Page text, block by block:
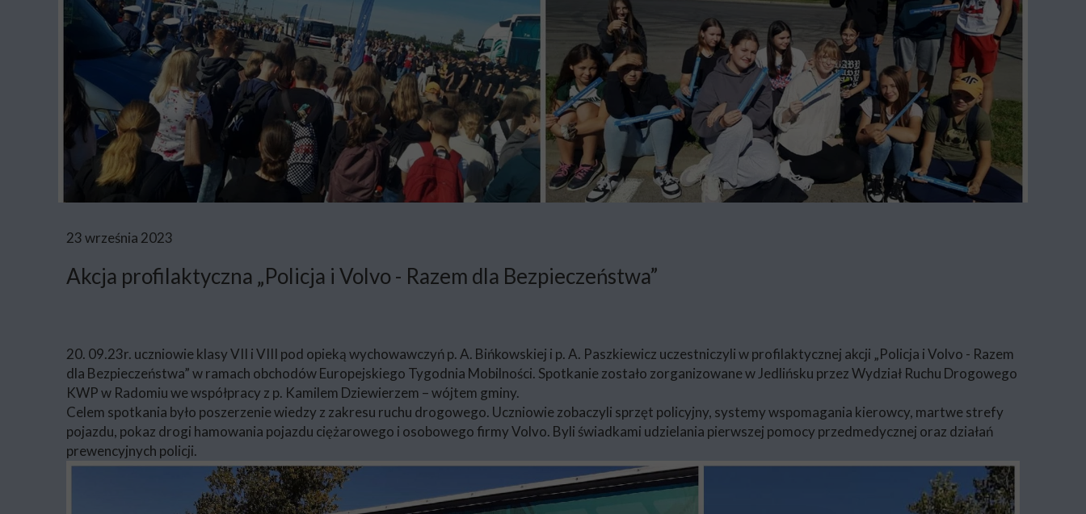
23 września 2023
Akcja profilaktyczna „Policja i Volvo - Razem dla Bezpieczeństwa”
20. 09.23r. uczniowie klasy VII i VIII pod opieką wychowawczyń p. A. Bińkowskiej i p. A. Paszkiewicz uczestniczyli w profilaktycznej akcji „Policja i Volvo - Razem
dla Bezpieczeństwa” w ramach obchodów Europejskiego Tygodnia Mobilności. Spotkanie zostało zorganizowane w Jedlińsku przez Wydział Ruchu Drogowego
KWP w Radomiu we współpracy z p. Kamilem Dziewierzem – wójtem gminy.
Celem spotkania było poszerzenie wiedzy z zakresu ruchu drogowego. Uczniowie zobaczyli sprzęt policyjny, systemy wspomagania kierowcy, martwe strefy
pojazdu, pokaz drogi hamowania pojazdu ciężarowego i osobowego firmy Volvo. Byli świadkami udzielania pierwszej pomocy przedmedycznej oraz działań
prewencyjnych policji.